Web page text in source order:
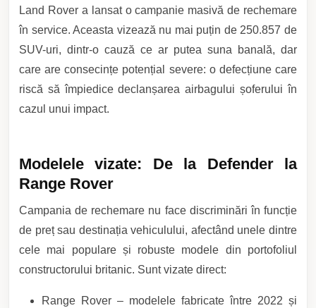
Land Rover a lansat o campanie masivă de rechemare
în service. Aceasta vizează nu mai puțin de 250.857 de
SUV-uri, dintr-o cauză ce ar putea suna banală, dar
care are consecințe potențial severe: o defecțiune care
riscă să împiedice declanșarea airbagului șoferului în
cazul unui impact.
Modelele vizate: De la Defender la
Range Rover
Campania de rechemare nu face discriminări în funcție
de preț sau destinația vehiculului, afectând unele dintre
cele mai populare și robuste modele din portofoliul
constructorului britanic. Sunt vizate direct:
Range Rover – modelele fabricate între 2022 și